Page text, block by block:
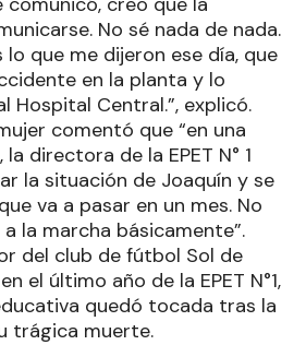
No sé nada de nada.
lo que me dijeron ese día, que
en la planta y lo
Hospital Central.”, explicó.
comentó que “en una
directora de la EPET N° 1
la situación de Joaquín y se
va a pasar en un mes. No
la marcha básicamente”.
del club de fútbol Sol de
el último año de la EPET N°1,
quedó tocada tras la
trágica muerte.